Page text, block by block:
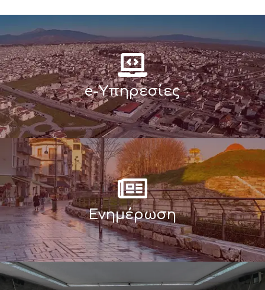
e-Υπηρεσίες
Ενημέρωση